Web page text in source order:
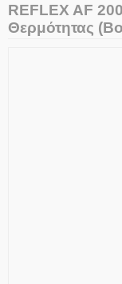
REFLEX AF
Θερμότητας